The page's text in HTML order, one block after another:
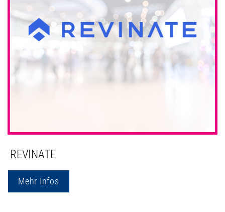
REVINATE
Mehr Infos